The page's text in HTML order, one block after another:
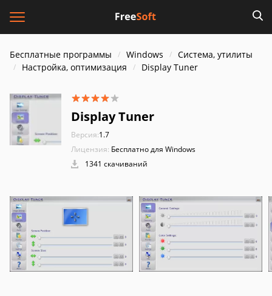
Бесплатные программы Windows
Система, утилиты
Настройка, оптимизация
Display Tuner
Display Tuner
Версия:1.7
Лицензия: Бесплатно для Windows
1341 скачиваний